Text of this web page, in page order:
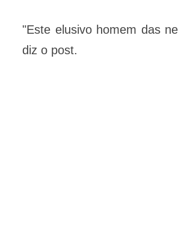
"Este elusivo homem das
diz o post.